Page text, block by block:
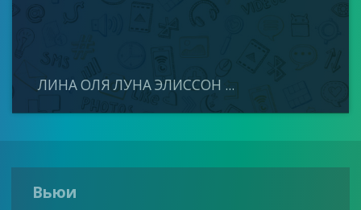
ЛИНА ОЛЯ ЛУНА ЭЛИССОН ...
Вьюи